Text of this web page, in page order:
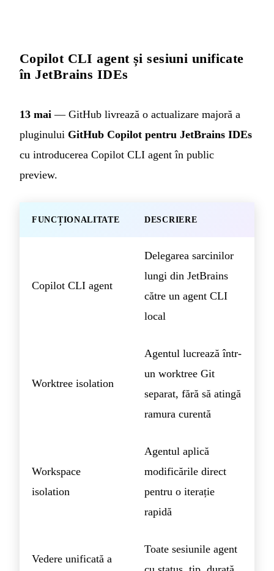
Copilot CLI agent și sesiuni unificate
în JetBrains IDEs
13 mai — GitHub livrează o actualizare majoră a
pluginului GitHub Copilot pentru JetBrains IDEs
cu introducerea Copilot CLI agent în public
preview.
FUNCȚIONALITATE DESCRIERE
Copilot CLI agent
Delegarea sarcinilor
lungi din JetBrains
către un agent CLI
local
Worktree isolation
Agentul lucrează într-
un worktree Git
separat, fără să atingă
ramura curentă
Workspace
isolation
Agentul aplică
modificările direct
pentru o iterație
rapidă
Vedere unificată a
Toate sesiunile agent